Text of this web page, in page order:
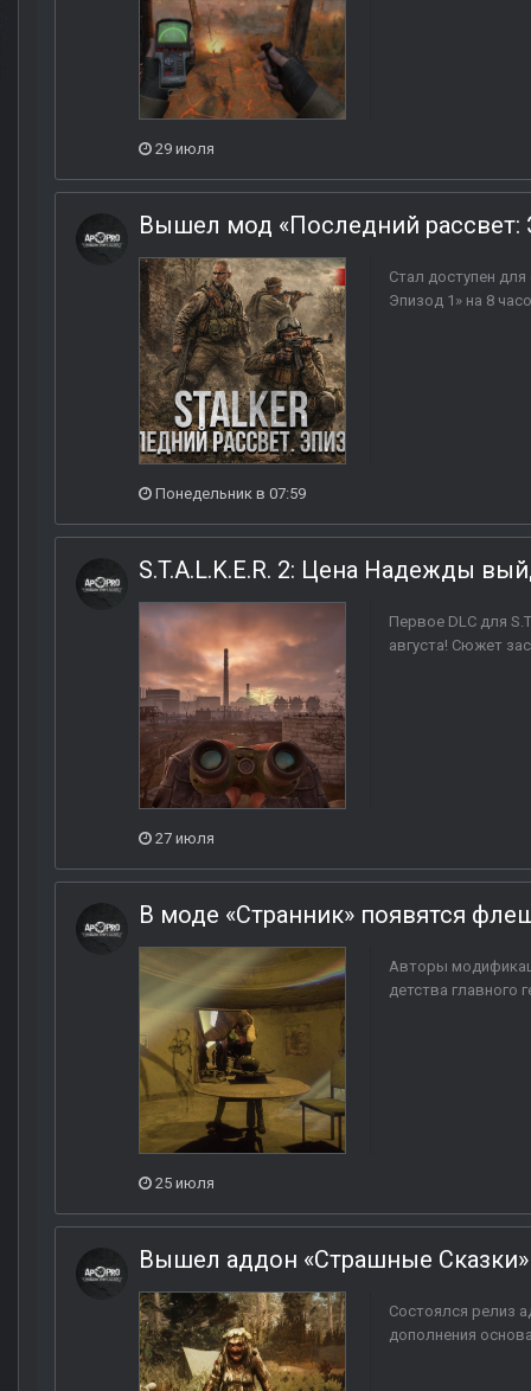
29 июля
Вышел мод «Последний рассвет:
Стал доступен
Эпизод 1» на 8
Понедельник в 07:59
S.T.A.L.K.E.R. 2: Цена Надежды
Первое DLC для
августа! Сюжет
27 июля
В моде «Странник» появятся
Авторы
детства главного
25 июля
Вышел аддон «Страшные Сказки»
Состоялся релиз
дополнения